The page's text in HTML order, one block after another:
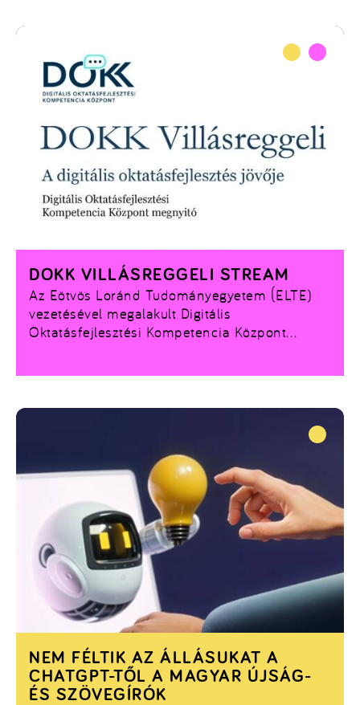
Az Eötvös Loránd Tudományegyetem (ELTE)
vezetésével megalakult Digitális
Oktatásfejlesztési Kompetencia Központ
universum.hu-n.
DOKK VILLÁSREGGELI STREAM
NEM FÉLTIK AZ ÁLLÁSUKAT A
CHATGPT-TŐL A MAGYAR ÚJSÁG-
ÉS SZÖVEGÍRÓK